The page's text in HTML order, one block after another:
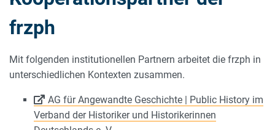
frzph
Mit folgenden institutionellen Partnern arbeitet die frzph in
unterschiedlichen Kontexten zusammen.
AG für Angewandte Geschichte | Public History im
Verband der Historiker und Historikerinnen